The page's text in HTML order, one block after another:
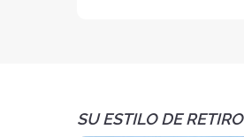
SU ESTILO DE RETIRO